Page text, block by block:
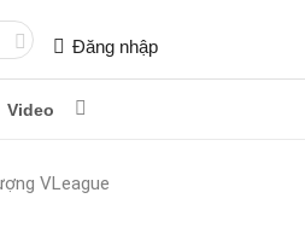
Đăng nhập
Video
VLeague